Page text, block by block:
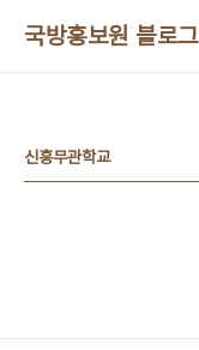
국방홍보원 블로
신흥무관학교